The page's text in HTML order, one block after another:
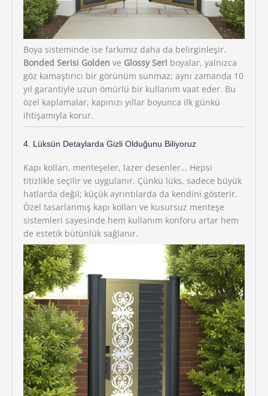
Boya sisteminde ise farkımız daha da belirginleşir.
Bonded Serisi Golden ve Glossy Seri boyalar, yalnızca
göz kamaştırıcı bir görünüm sunmaz; aynı zamanda 10
yıl garantiyle uzun ömürlü bir kullanım vaat eder. Bu
özel kaplamalar, kapınızı yıllar boyunca ilk günkü
ihtişamıyla korur.
4. Lüksün Detaylarda Gizli Olduğunu Biliyoruz
Kapı kolları, menteşeler, lazer desenler… Hepsi
titizlikle seçilir ve uygulanır. Çünkü lüks, sadece büyük
hatlarda değil; küçük ayrıntılarda da kendini gösterir.
Özel tasarlanmış kapı kolları ve kusursuz menteşe
sistemleri sayesinde hem kullanım konforu artar hem
de estetik bütünlük sağlanır.